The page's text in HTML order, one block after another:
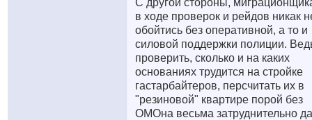
С другой стороны,
в ходе проверок и рейдов никак
обойтись без оперативной, а то и
силовой поддержки полиции.
проверить, сколько и на каких
основаниях трудится на стройке
гастарбайтеров, персчитать их в
"резиновой" квартире порой без
ОМОна весьма затруднительно